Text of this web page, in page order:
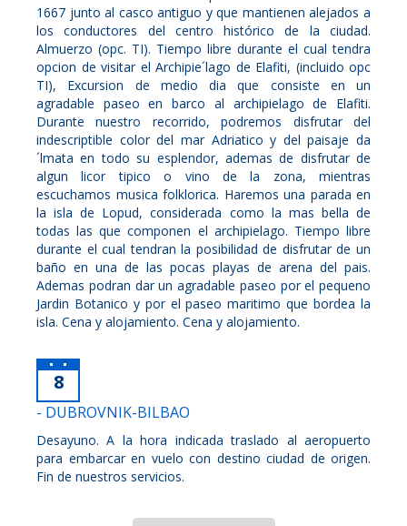
1667 junto al casco antiguo y que mantienen alejados a
los conductores del centro histórico de la ciudad.
Almuerzo (opc. TI). Tiempo libre durante el cual tendra
opcion de visitar el Archipie´lago de Elafiti, (incluido opc
TI), Excursion de medio dia que consiste en un
agradable paseo en barco al archipielago de Elafiti.
Durante nuestro recorrido, podremos disfrutar del
indescriptible color del mar Adriatico y del paisaje da
´lmata en todo su esplendor, ademas de disfrutar de
algun licor tipico o vino de la zona, mientras
escuchamos musica folklorica. Haremos una parada en
la isla de Lopud, considerada como la mas bella de
todas las que componen el archipielago. Tiempo libre
durante el cual tendran la posibilidad de disfrutar de un
baño en una de las pocas playas de arena del pais.
Ademas podran dar un agradable paseo por el pequeno
Jardin Botanico y por el paseo maritimo que bordea la
isla. Cena y alojamiento. Cena y alojamiento.
8
- DUBROVNIK-BILBAO
Desayuno. A la hora indicada traslado al aeropuerto
para embarcar en vuelo con destino ciudad de origen.
Fin de nuestros servicios.